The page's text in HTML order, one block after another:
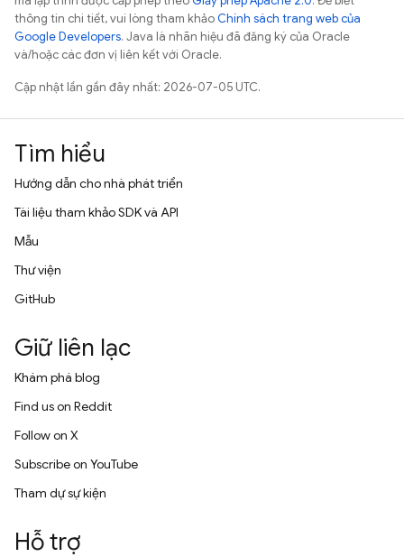
thông tin chi tiết, vui lòng tham khảoChính sách trang web của
Google Developers. Java là nhãn hiệu đã đăng ký của Oracle
và/hoặc các đơn vị liên kết với Oracle.
Cập nhật lần gần đây nhất: 2026-07-05 UTC.
Tìm hiểu
Hướng dẫn cho nhà phát triển
Tài liệu tham khảo SDK và API
Mẫu
Thư viện
GitHub
Giữ liên lạc
Khám phá blog
Find us on Reddit
Follow on X
Subscribe on YouTube
Tham dự sự kiện
Hỗ trợ